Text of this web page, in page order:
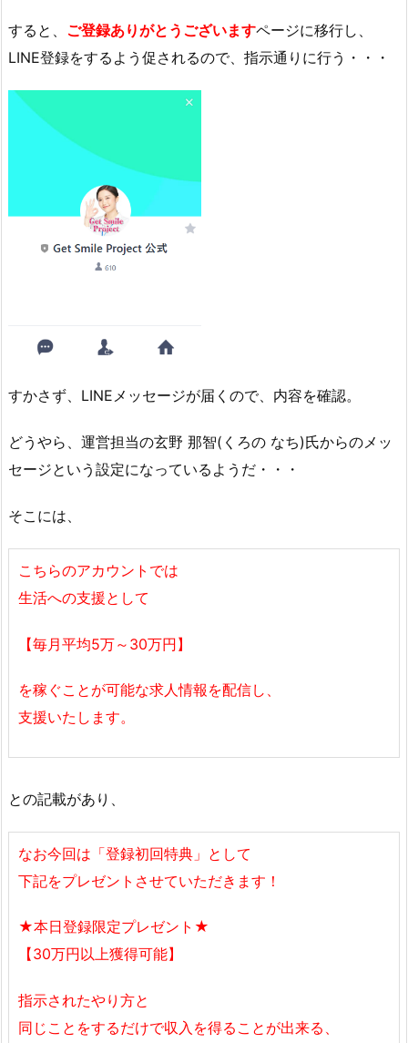
すると、 ご登録ありがとうございますページに移行し、
LINE登録をするよう促されるので、指示通りに行う・・・
すかさず、LINEメッセージが届くので、内容を確認。
どうやら、運営担当の玄野 那智(くろの なち)氏からのメッ
セージという設定になっているようだ・・・
そこには、
こちらのアカウントでは
生活への支援として
【毎月平均5万～30万円】
を稼ぐことが可能な求人情報を配信し、
支援いたします。
との記載があり、
なお今回は「登録初回特典」として
下記をプレゼントさせていただきます！
★本日登録限定プレゼント★
【30万円以上獲得可能】
指示されたやり方と
同じことをするだけで収入を得ることが出来る、